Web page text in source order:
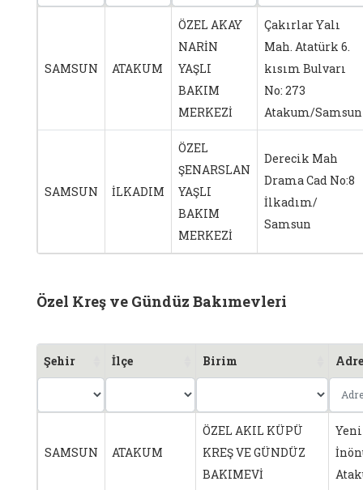
SAMSUN ATAKUM
ÖZEL AKAY
NARİN
YAŞLI
BAKIM
MERKEZİ
Çakırlar Yalı
Mah. Atatürk 6.
kısım Bulvarı
No: 273
Atakum/Samsun
SAMSUN İLKADIM
ÖZEL
ŞENARSLAN
YAŞLI
BAKIM
MERKEZİ
Derecik Mah
Drama Cad No:8
İlkadım/
Samsun
Özel Kreş ve Gündüz Bakımevleri
Şehir İlçe Birim
SAMSUN ATAKUM
ÖZEL AKIL KÜPÜ
KREŞ VE GÜNDÜZ
BAKIMEVİ